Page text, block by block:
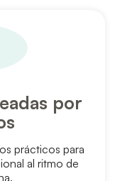
por
prácticos para
al ritmo de